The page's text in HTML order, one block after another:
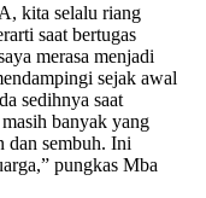
kita selalu riang
saat bertugas
merasa menjadi
sejak awal
sedihnya saat
banyak yang
dan sembuh. Ini
pungkas Mba